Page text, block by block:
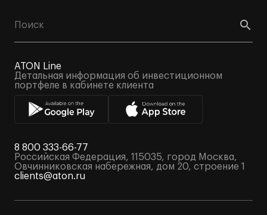
ATON Line
Детальная информация об инвестиционном
портфеле в кабинете клиента
8 800 333-66-77
Российская Федерация, 115035, город Москва,
Овчинниковская набережная, дом 20, строение 1
clients@aton.ru